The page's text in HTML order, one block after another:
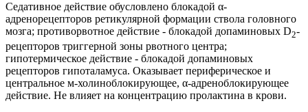
Седативное действие обусловлено блокадой α-
адренорецепторов ретикулярной формации ствола головного
мозга; противорвотное действие - блокадой допаминовых D2-
рецепторов триггерной зоны рвотного центра;
гипотермическое действие - блокадой допаминовых
рецепторов гипоталамуса. Оказывает периферическое и
центральное м-холиноблокирующее, α-адреноблокирующее
действие. Не влияет на концентрацию пролактина в крови.